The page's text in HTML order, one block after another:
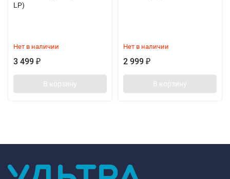
LP)
Нет в наличии
3 499 ₽
В корзину
Нет в наличии
2 999 ₽
В корзину